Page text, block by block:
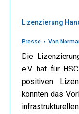
Lizenzierung
Presse Von
Die
e.V. hat für
positiven
konnten das